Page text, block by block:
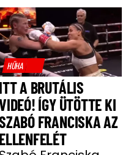
HŰHA
ITT A BRUTÁLIS
ÍGY ÜTÖTTE KI
FRANCISKA AZ
ELLENFELÉT